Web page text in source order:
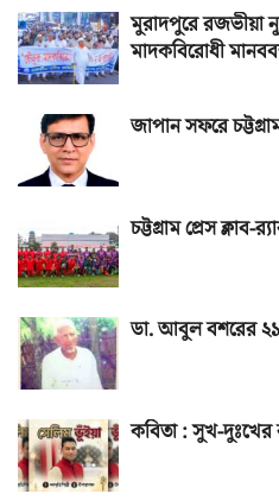
মুরাদপুরে রজভীয়া
মাদকবিরোধী
জাপান সফরে
চট্টগ্রাম প্রেস ক্লাব-
ডা. আবুল বশরের
কবিতা : সুখ-দুঃখের